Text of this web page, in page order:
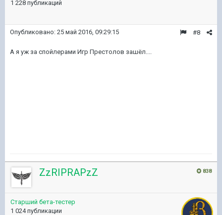
1 228 публикаций
#8
Опубликовано: 25 май 2016, 09:29:15
А я уж за спойлерами Игр Престолов зашёл....
838
ZzRIPRAPzZ
Старший бета-тестер
1 024 публикации